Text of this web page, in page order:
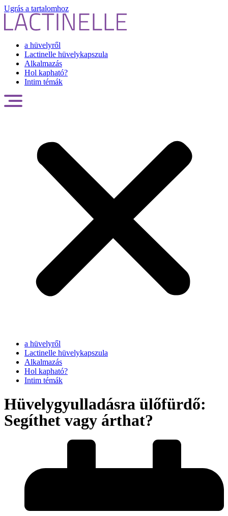
Ugrás a tartalomhoz
a hüvelyről
Lactinelle hüvelykapszula
Alkalmazás
Hol kapható?
Intim témák
a hüvelyről
Lactinelle hüvelykapszula
Alkalmazás
Hol kapható?
Intim témák
Hüvelygyulladásra ülőfürdő:
Segíthet vagy árthat?